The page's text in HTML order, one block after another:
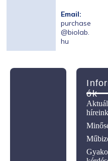
Email:
purchase
@biolab.
hu
Ók
híreink